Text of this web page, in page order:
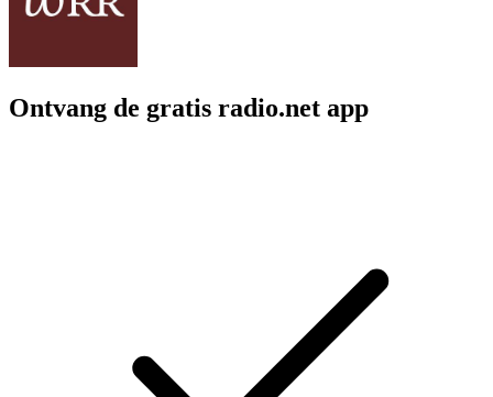
Ontvang de gratis radio.net app